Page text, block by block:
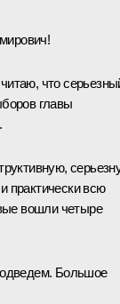
что
главы
практически всю
вошли четыре
Большое